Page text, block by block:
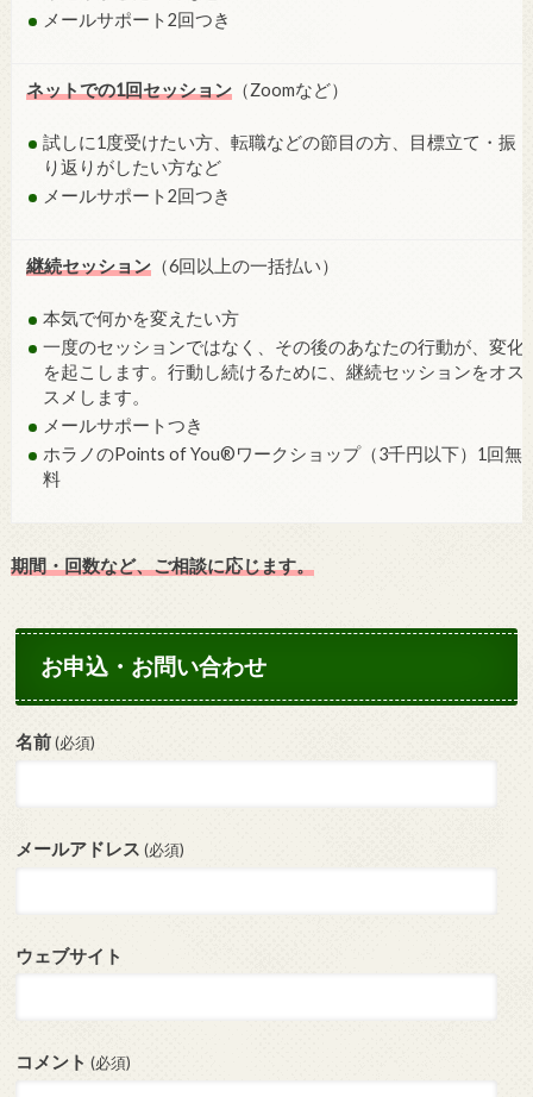
メールサポート2回つき
ネットでの1回セッション（Zoomなど）
試しに1度受けたい方、転職などの節目の方、目標立て・振
り返りがしたい方など
メールサポート2回つき
継続セッション（6回以上の一括払い）
本気で何かを変えたい方
一度のセッションではなく、その後のあなたの行動が、変化
を起こします。行動し続けるために、継続セッションをオス
スメします。
メールサポートつき
ホラノのPoints of You®ワークショップ（3千円以下）1回無
料
期間・回数など、ご相談に応じます。
お申込・お問い合わせ
名前 (必須)
メールアドレス (必須)
ウェブサイト
コメント (必須)